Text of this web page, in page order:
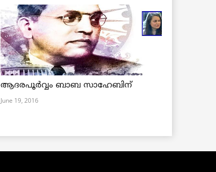
ആദരപൂര്‍വ്വം ബാബ സാഹേബിന്
June 19, 2016